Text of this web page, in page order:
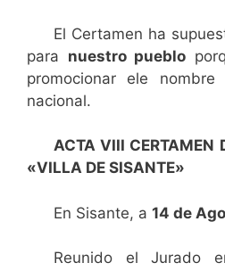
El Certamen ha
para nuestro pueblo
promocionar ele
nacional.
ACTA VIII CERTAMEN
«VILLA DE SISANTE»
En Sisante, a 14 de
Reunido el Jurado